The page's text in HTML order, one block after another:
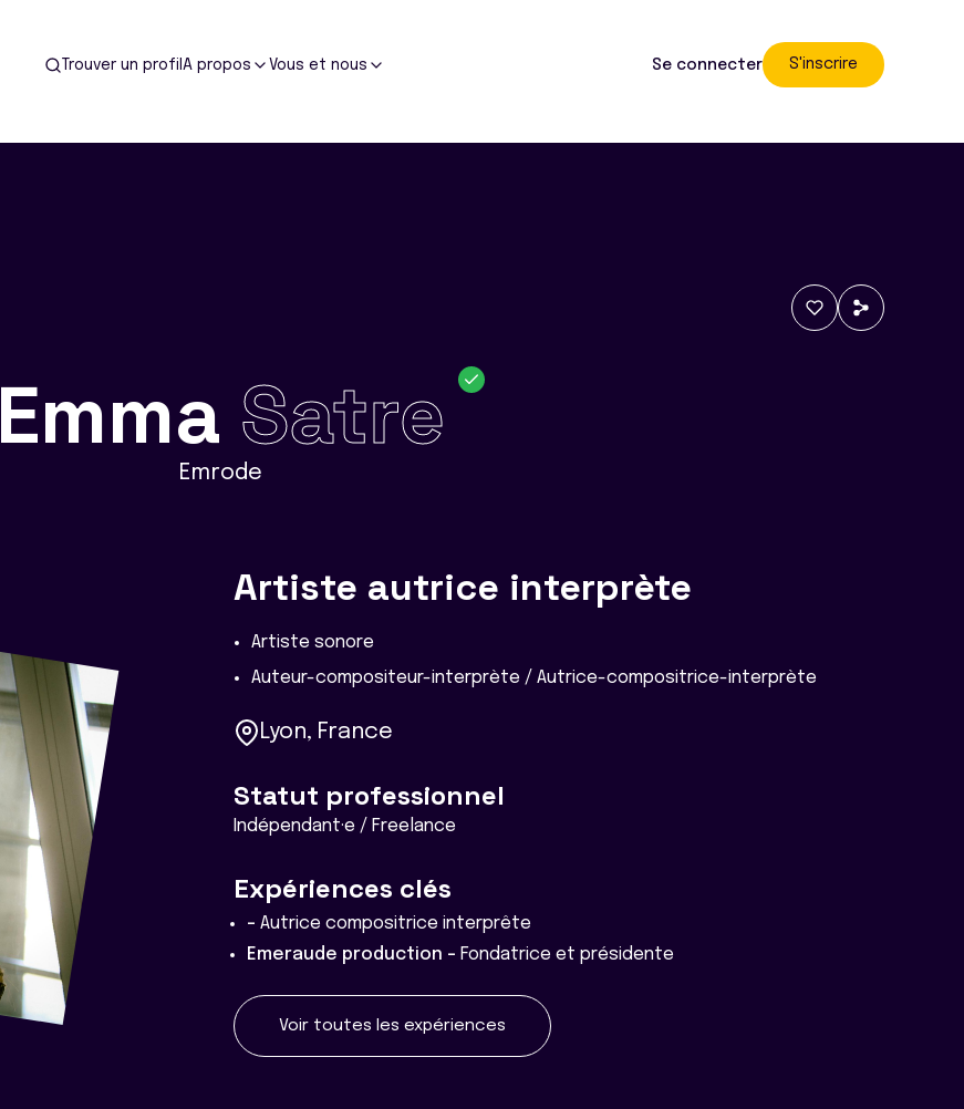
Trouver un profil A propos Vous et nous Se connecter S'inscrire
Emma Satre
Emrode
Artiste autrice interprète
Artiste sonore
Auteur-compositeur-interprète / Autrice-compositrice-interprète
Lyon, France
Statut professionnel
Indépendant·e / Freelance
Expériences clés
- Autrice compositrice interprête
Emeraude production - Fondatrice et présidente
Voir toutes les expériences